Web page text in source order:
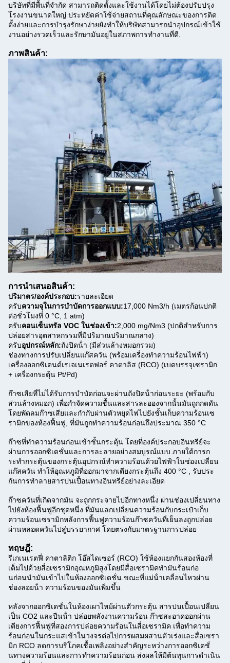
บริษัทที่มีพื้นที่จํากัด สามารถติดตั้งและใช้งานได้โดยไม่ต้องปรับปรุง
โรงงานขนาดใหญ่ ประหยัดค่าใช้จ่ายสถานที่คุณลักษณะของการติด
ตั้งง่ายและการบํารุงรักษาง่ายยังทําให้บริษัทสามารถนําอุปกรณ์เข้าใช้
งานอย่างรวดเร็วและรักษามันอยู่ในสภาพการทํางานที่ดี.
ภาพสินค้า:
การนําเสนอสินค้า:
ปริมาตร/องค์ประกอบ:รายละเอียด
ครับความจุในการบําบัดการออกแบบ:17,000 Nm3/h (เมตรก้อนปกติ
ต่อชั่วโมงที่ 0 °C, 1 atm)
ครับคอนเซ็นทรัล VOC ในช่องเข้า:2,000 mg/Nm3 (ปกติสําหรับการ
ปล่อยสารอุตสาหกรรมที่มีปริมาณปริมาณกลาง)
ครับอุปกรณ์หลัก:ถังปิดน้ํา (มีส่วนล้างหมอกรวม)
ช่องทางการปรับเปลี่ยนแก๊สควัน (พร้อมเครื่องทําความร้อนไฟฟ้า)
เครื่องออกซิเดนต์เรเจเนเรตฟอร์ คาตาลิส (RCO) (เบดบรรจุเซรามิก
+ เครื่องกระตุ้น Pt/Pd)
ก๊าซเสียที่ไม่ได้รับการบําบัดก่อนจะผ่านถังปิดน้ําก่อนระยะ (พร้อมกับ
ส่วนล้างหมอก) เพื่อกําจัดความชื้นและสารละอองจากนั้นมันถูกกดดัน
โดยพัดลมก๊าซเสียและกํากับผ่านตัวหยุดไฟไปยังชั้นเก็บความร้อนเซ
รามิกของห้องฟื้นฟู, ที่มันถูกทําความร้อนก่อนถึงประมาณ 350 °C
ก๊าซที่ทําความร้อนก่อนเข้าชั้นกระตุ้น โดยที่องค์ประกอบอินทรีย์จะ
ผ่านการออกซิเดชั่นและการละลายอย่างสมบูรณ์แบบ ภายใต้การก
ระทํากระตุ้นของกระตุ้นอุปกรณ์ทําความร้อนด้วยไฟฟ้าในช่องเปลี่ยน
แก๊สควัน ทําให้อุณหภูมิที่ออกมาจากเตียงกระตุ้นถึง 400 °C , รับประ
กันการทําลายสารปนเปื้อนทางอินทรีย์อย่างละเอียด
ก๊าซควันที่เกิดจากมัน จะถูกกระจายไปอีกทางหนึ่ง ผ่านช่องเปลี่ยนทาง
ไปยังห้องฟื้นฟูอีกชุดหนึ่ง ที่มันแลกเปลี่ยนความร้อนกับกระเป๋าเก็บ
ความร้อนเซรามิกหลังการฟื้นฟูความร้อนก๊าซควันที่เย็นลงถูกปล่อย
ผ่านหลอดควันไปสู่บรรยากาศ โดยตรงกับมาตรฐานการปล่อย
ทฤษฎี:
รีเกเนเรตฟี่ คาตาลิติก โอ๊สไดเซอร์ (RCO) ใช้ห้องแยกกันสองห้องที่
เต็มไปด้วยสื่อเซรามิกอุณหภูมิสูงโดยมีสื่อเซรามิคทํามันร้อนก่อ
นก่อนนํามันเข้าไปในห้องออกซิเดชั่น. ขณะที่แม่น้ําเคลื่อนไหวผ่าน
ช่องลอยน้ํา ความร้อนของมันเพิ่มขึ้น
หลังจากออกซิเดชั่นในห้องเผาไหม้ผ่านตัวกระตุ้น สารปนเปื้อนเปลี่ยน
เป็น CO2 และปืนน้ํา ปล่อยพลังงานความร้อน ก๊าซสะอาดออกผ่าน
เตียงการฟื้นฟูที่สองการปล่อยความร้อนในสื่อเซรามิค เพื่อทําความ
ร้อนก่อนในกระแสเข้าในวงจรต่อไปการผสมผสานตัวเร่งและสื่อเซรา
มิก RCO ลดการบริโภคเชื้อเพลิงอย่างสําคัญระหว่างการออกซิเดชั่
นทางความร้อนและการทําความร้อนก่อน ส่งผลให้มีต้นทุนการดําเนิน